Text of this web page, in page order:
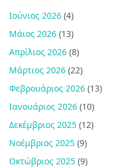
Ιούνιος 2026 (4)
Μάιος 2026 (13)
Απρίλιος 2026 (8)
Μάρτιος 2026 (22)
Φεβρουάριος 2026 (13)
Ιανουάριος 2026 (10)
Δεκέμβριος 2025 (12)
Νοέμβριος 2025 (9)
Οκτώβριος 2025 (9)